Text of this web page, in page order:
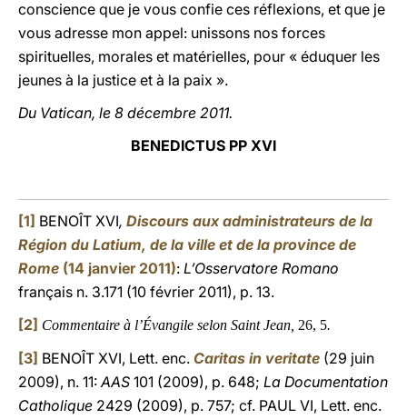
conscience que je vous confie ces réflexions, et que je
vous adresse mon appel: unissons nos forces
spirituelles, morales et matérielles, pour « éduquer les
jeunes à la justice et à la paix ».
Du Vatican, le 8 décembre 2011.
BENEDICTUS PP XVI
[1] BENOÎT XVI, Discours aux administrateurs de la
Région du Latium, de la ville et de la province de
Rome (14 janvier 2011): L’Osservatore Romano
français n. 3.171 (10 février 2011), p. 13.
[2] Commentaire à l’Évangile selon Saint Jean, 26, 5.
[3] BENOÎT XVI, Lett. enc. Caritas in veritate (29 juin
2009), n. 11:AAS 101 (2009), p. 648; La Documentation
Catholique 2429 (2009), p. 757; cf. PAUL VI, Lett. enc.